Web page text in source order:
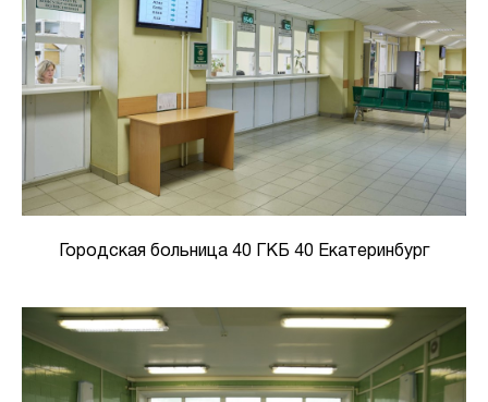
Городская больница 40 ГКБ 40 Екатеринбург